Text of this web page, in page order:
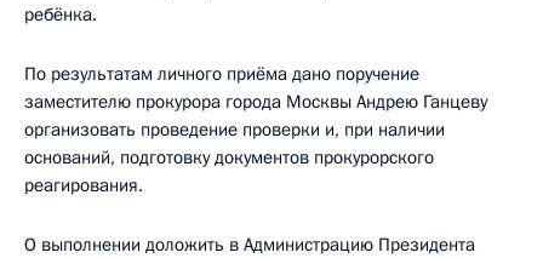
ребёнка.
По результатам личного приёма дано поручение
заместителю прокурора города Москвы Андрею Ганцеву
организовать проведение проверки и, при наличии
оснований, подготовку документов прокурорского
реагирования.
О выполнении доложить в Администрацию Президента